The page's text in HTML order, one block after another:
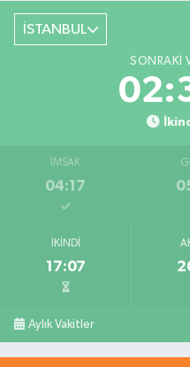
İSTANBUL
SONRAKI
İMSAK
04:17
İKINDI
17:07
Aylık Vakitler